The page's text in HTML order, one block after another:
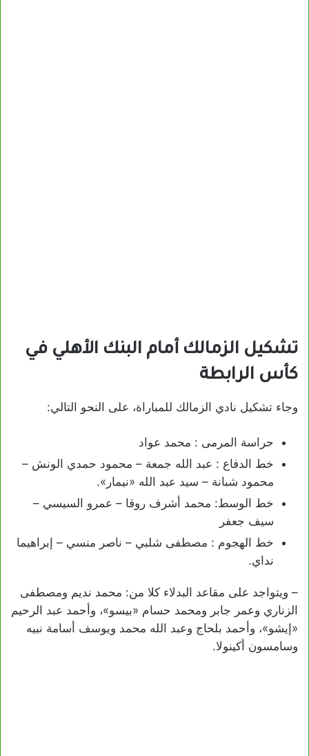
تشكيل الزمالك أمام البنك الأهلي في
كأس الرابطة
وجاء تشكيل نادي الزمالك للمباراة، على النحو التالي:
حراسة المرمى : محمد عواد
خط الدفاع : عبد الله جمعة – محمود حمدي الونش –
محمود شبانة – سيد عبد الله «نيمار».
خط الوسط: محمد أشرف روقا – عمرو السيسي –
سيف جعفر
خط الهجوم : مصطفى شلبي – ناصر منسي – إبراهيما
نداي.
– ويتواجد على مقاعد البدلاء كلا من: محمد نديم ومصطفى
الزناري وعمر جابر ومحمد حسام «بيسو»، وأحمد عبد الرحيم
«إيشو»، وأحمد بلحاج وعبد الله محمد ويوسف أسامة نبيه
وسامسون أكينولا.